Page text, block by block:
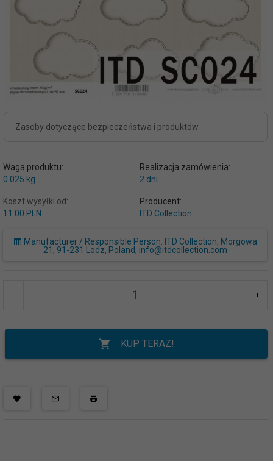
Zasoby dotyczące bezpieczeństwa i produktów
Waga produktu:
0.025 kg
Realizacja zamówienia:
2 dni
Koszt wysyłki od:
11.00 PLN
Producent:
ITD Collection
Manufacturer / Responsible Person: ITD Collection, Morgowa
21, 91-231 Lodz, Poland, info@itdcollection.com
KUP TERAZ!